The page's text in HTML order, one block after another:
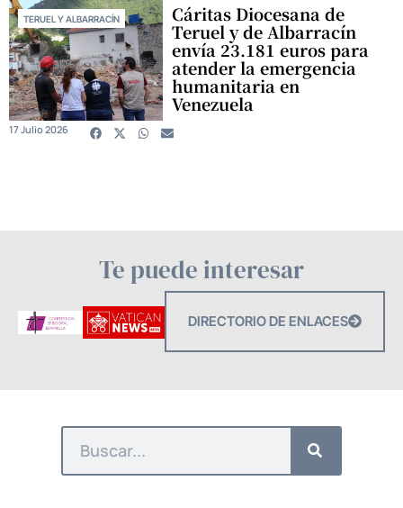
TERUEL Y ALBARRACÍN Cáritas Diocesana de
Teruel y de Albarracín
envía 23.181 euros para
atender la emergencia
humanitaria en
Venezuela
17 Julio 2026
Te puede interesar
DIRECTORIO DE ENLACES